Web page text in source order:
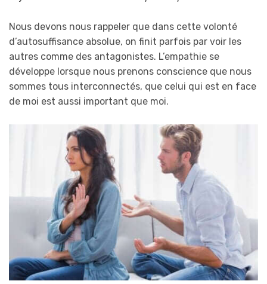
Nous devons nous rappeler que dans cette volonté
d’autosuffisance absolue, on finit parfois par voir les
autres comme des antagonistes. L’empathie se
développe lorsque nous prenons conscience que nous
sommes tous interconnectés, que celui qui est en face
de moi est aussi important que moi.